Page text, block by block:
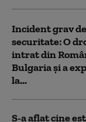
Incident grav de
securitate: O
intrat din
Bulgaria şi a
la...
S-a aflat cine